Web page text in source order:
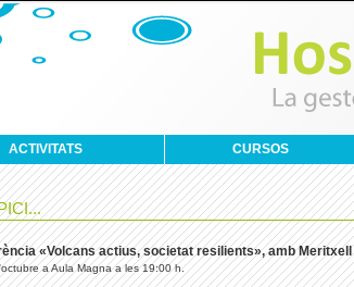
ACTIVITATS CURSOS
«Volcans actius, societat resilients», amb
a Aula Magna a les 19:00 h.